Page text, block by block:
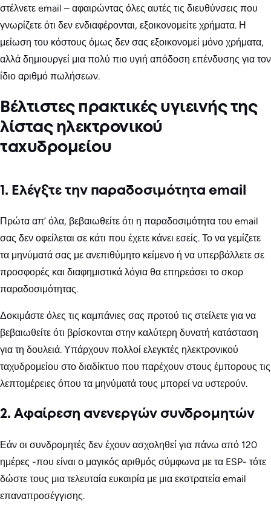
στέλνετε email – αφαιρώντας όλες αυτές τις διευθύνσεις που
γνωρίζετε ότι δεν ενδιαφέρονται, εξοικονομείτε χρήματα. Η
μείωση του κόστους όμως δεν σας εξοικονομεί μόνο χρήματα,
αλλά δημιουργεί μια πολύ πιο υγιή απόδοση επένδυσης για τον
ίδιο αριθμό πωλήσεων.
Βέλτιστες πρακτικές υγιεινής της
λίστας ηλεκτρονικού
ταχυδρομείου
1. Ελέγξτε την παραδοσιμότητα email
Πρώτα απ’ όλα, βεβαιωθείτε ότι η παραδοσιμότητα του email
σας δεν οφείλεται σε κάτι που έχετε κάνει εσείς. Το να γεμίζετε
τα μηνύματά σας με ανεπιθύμητο κείμενο ή να υπερβάλλετε σε
προσφορές και διαφημιστικά λόγια θα επηρεάσει το σκορ
παραδοσιμότητας.
Δοκιμάστε όλες τις καμπάνιες σας προτού τις στείλετε για να
βεβαιωθείτε ότι βρίσκονται στην καλύτερη δυνατή κατάσταση
για τη δουλειά. Υπάρχουν πολλοί ελεγκτές ηλεκτρονικού
ταχυδρομείου στο διαδίκτυο που παρέχουν στους έμπορους τις
λεπτομέρειες όπου τα μηνύματά τους μπορεί να υστερούν.
2. Αφαίρεση ανενεργών συνδρομητών
Εάν οι συνδρομητές δεν έχουν ασχοληθεί για πάνω από 120
ημέρες -που είναι ο μαγικός αριθμός σύμφωνα με τα ESP- τότε
δώστε τους μια τελευταία ευκαιρία με μια εκστρατεία email
επαναπροσέγγισης.